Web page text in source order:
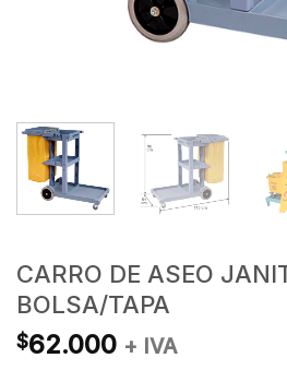
CARRO DE ASEO
BOLSA/TAPA
$62.000 + IVA